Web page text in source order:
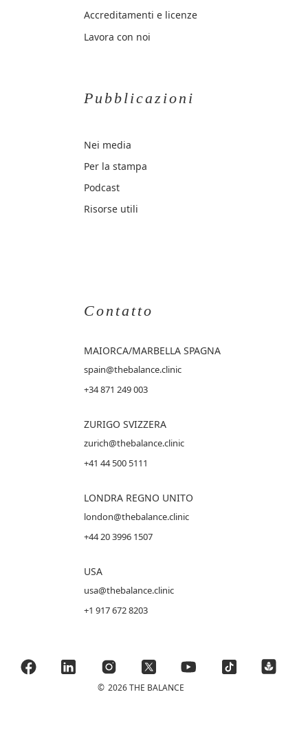
Accreditamenti e licenze
Lavora con noi
Pubblicazioni
Nei media
Per la stampa
Podcast
Risorse utili
Contatto
MAIORCA/MARBELLA SPAGNA
spain@thebalance.clinic
+34 871 249 003
ZURIGO SVIZZERA
zurich@thebalance.clinic
+41 44 500 5111
LONDRA REGNO UNITO
london@thebalance.clinic
+44 20 3996 1507
USA
usa@thebalance.clinic
+1 917 672 8203
© 2026 THE BALANCE